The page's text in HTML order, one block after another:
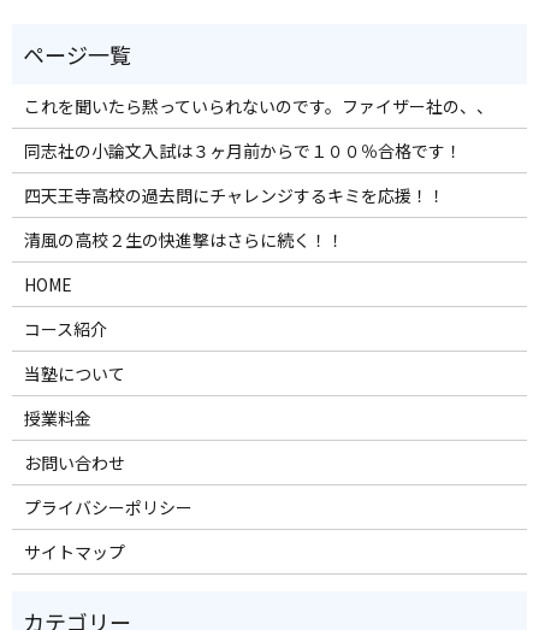
これを聞いたら黙っていられないのです。ファイザー社の、、
同志社の小論文入試は３ヶ月前からで１００％合格です！
四天王寺高校の過去問にチャレンジするキミを応援！！
清風の高校２生の快進撃はさらに続く！！
HOME
コース紹介
当塾について
授業料金
お問い合わせ
プライバシーポリシー
サイトマップ